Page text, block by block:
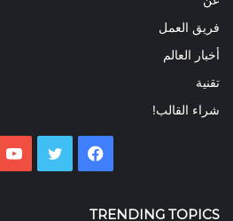
فريق العمل
أخبار العالم
تقنية
شراء القالب!
فيسبوك تويتر
TRENDING TOPICS